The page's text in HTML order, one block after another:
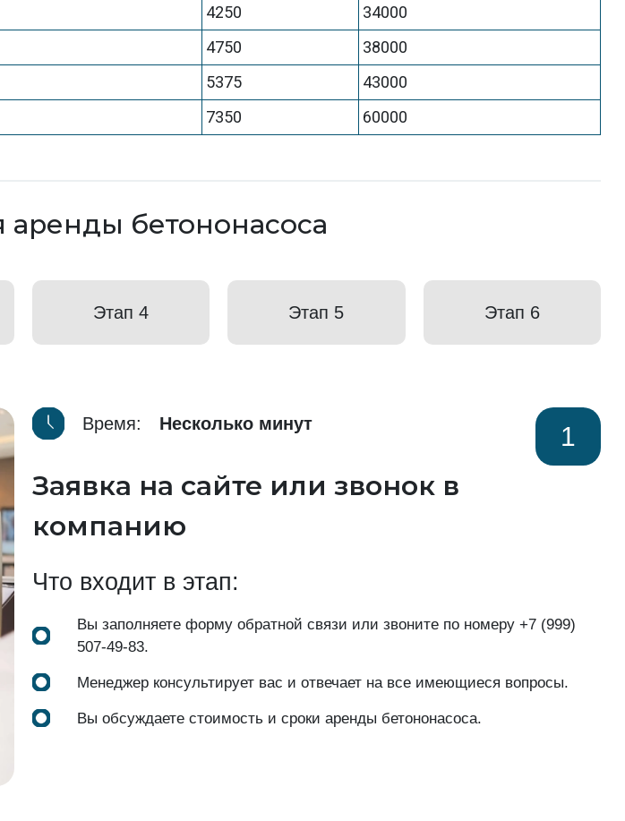
4250
34000
4750
38000
5375
43000
7350 60000
бетононасоса
Этап 4 Этап 5 Этап 6
Время: Несколько минут 1
Заявка на сайте или звонок в
компанию
Что входит в этап:
Вы заполняете форму обратной связи или звоните по номеру +7 (999)
507-49-83.
Менеджер консультирует вас и отвечает на все имеющиеся вопросы.
Вы обсуждаете стоимость и сроки аренды бетононасоса.